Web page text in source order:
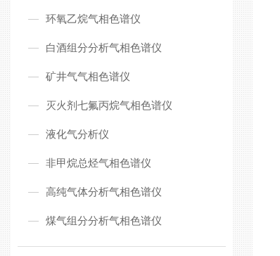
环氧乙烷气相色谱仪
白酒组分分析气相色谱仪
矿井气气相色谱仪
灭火剂七氟丙烷气相色谱仪
液化气分析仪
非甲烷总烃气相色谱仪
高纯气体分析气相色谱仪
煤气组分分析气相色谱仪